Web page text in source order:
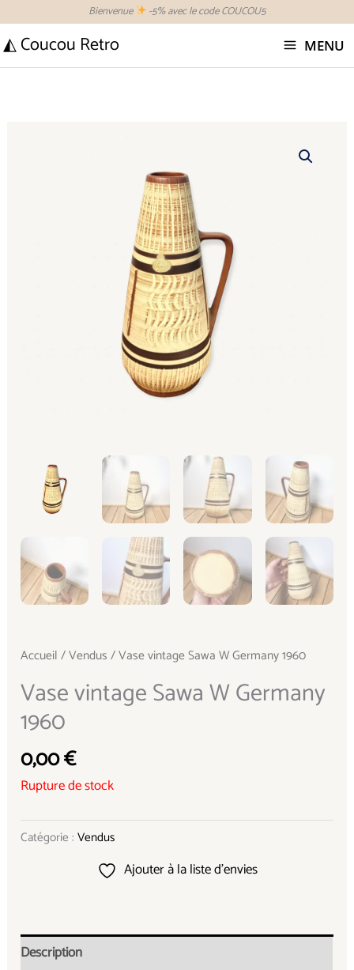
contenu
Bienvenue -5% avec le code COUCOU5
◭ Coucou Retro MENU
Accueil /Vendus / Vase vintage Sawa W Germany 1960
Vase vintage Sawa W Germany
1960
0,00€
Rupture de stock
Catégorie :Vendus
Ajouter à la liste d’envies
Description